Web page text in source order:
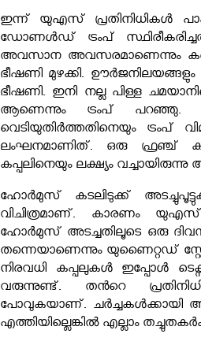
ഇന്ന് യുഎസ് പ്രതിനിധികൾ
ഡോണൾഡ് ട്രംപ്
അവസാന അവസരമാണെന്നും
ഭീഷണി മുഴക്കി.
ഭീഷണി. ഇനി നല്ല പിള്ള
ആണെന്നും ട്രംപ് പറഞ്ഞു.
വെടിയുതിർത്തതിനെയും ട്രംപ്
ലംഘനമാണിത്. ഒരു ഫ്രഞ്ച്
കപ്പലിനെയും ലക്ഷ്യം
ഹോർമുസ് കടലിടുക്ക്
വിചിത്രമാണ്. കാരണം യുഎസ്
ഹോർമുസ് അടച്ചതിലൂടെ ഒരു
തന്നെയാണെന്നും യുണൈറ്റഡ്
നിരവധി കപ്പലുകൾ ഇപ്പോൾ
വരുന്നുണ്ട്. തന്‍റെ
പോവുകയാണ്. ചർച്ചകൾക്കായി
എത്തിയില്ലെങ്കിൽ എല്ലാം